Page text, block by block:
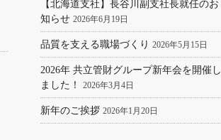
【北海道支社】長谷川副支社長就任のお
知らせ 2026年6月19日
品質を支える職場づくり 2026年5月15日
2026年 共立管財グループ新年会を開催し
ました！
2026年3月4日
新年のご挨拶 2026年1月20日